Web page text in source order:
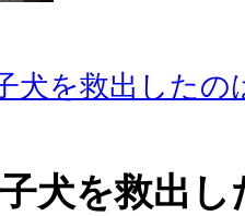
犬を救出した
犬を救出